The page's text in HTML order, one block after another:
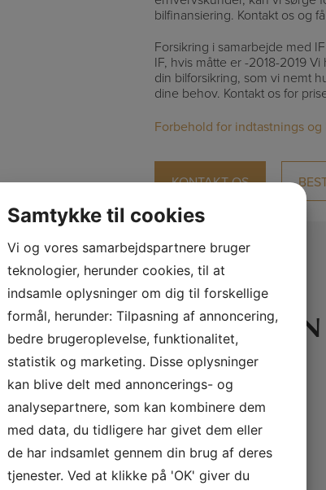
bilfinansiering. Kontakt os og
Forsikring i samarbejde med
IF, hvis måtte er -2018-2019
din bilforsikring, som vi nemt
dine behov. Kontakt os for
Forbehold for indtastnings
KONTAKT OS
SPECIFIKATIONER
181.000 BENZIN
Brændstofstype
Farve
Sort
Samtykke til cookies
Vi og vores samarbejdspartnere bruger
teknologier, herunder cookies, til at
indsamle oplysninger om dig til forskellige
formål, herunder: Tilpasning af annoncering,
bedre brugeroplevelse, funktionalitet,
statistik og marketing. Disse oplysninger
kan blive delt med annoncerings- og
analysepartnere, som kan kombinere dem
med data, du tidligere har givet dem eller
de har indsamlet gennem din brug af deres
tjenester. Ved at klikke på 'OK' giver du